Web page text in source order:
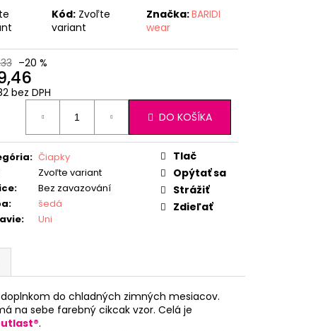
Kód: Zvoľte
variant
Značka:BARIDI
wear
–20 %
bez DPH
DO KOŠÍKA
: Čiapky
Zvoľte variant
:
Bez zavazování
:
šedá
: Uni
Tlač
Opýtať sa
Strážiť
Zdieľať
do chladných zimných mesiacov.
na sebe farebný cikcak vzor. Celá je
.